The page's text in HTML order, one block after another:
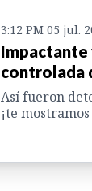
3:12 PM 05 jul.
Impactante
controlada
Así fueron
¡te